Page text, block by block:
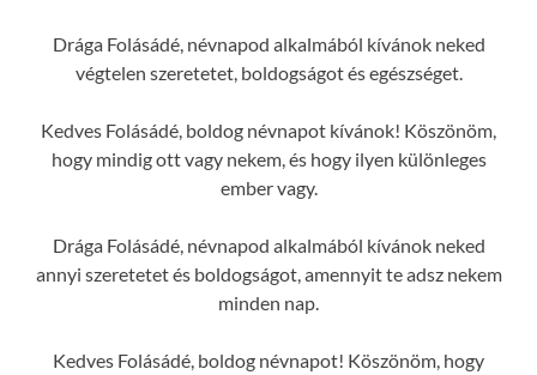
Drága Folásádé, névnapod alkalmából kívánok neked
végtelen szeretetet, boldogságot és egészséget.
Kedves Folásádé, boldog névnapot kívánok! Köszönöm,
hogy mindig ott vagy nekem, és hogy ilyen különleges
ember vagy.
Drága Folásádé, névnapod alkalmából kívánok neked
annyi szeretetet és boldogságot, amennyit te adsz nekem
minden nap.
Kedves Folásádé, boldog névnapot! Köszönöm, hogy